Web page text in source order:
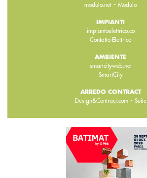
modulo.net - Modulo
IMPIANTI
impiantoelettrico.co
Contatto Elettrico
AMBIENTE
smartcityweb.net
SmartCity
ARREDO CONTRACT
Design&Contract.com- Suite